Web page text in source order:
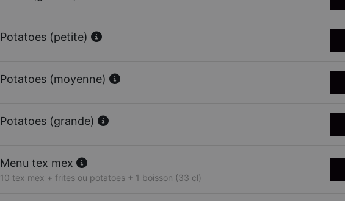
Potatoes (petite)
Potatoes (moyenne)
Potatoes (grande)
Menu tex mex
10 tex mex + frites ou potatoes + 1 boisson (33 cl)